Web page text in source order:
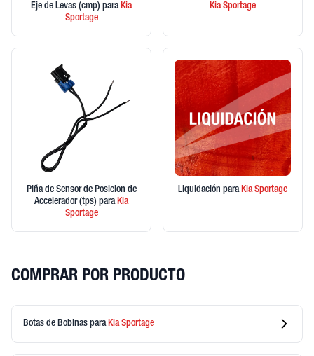
Eje de Levas (cmp) paraKia
Sportage
KiaSportage
Piña de Sensor de Posicion de
Accelerador (tps) paraKia
Sportage
Liquidación paraKiaSportage
COMPRAR POR PRODUCTO
Botas de Bobinas para KiaSportage